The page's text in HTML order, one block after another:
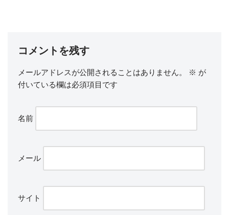
コメントを残す
メールアドレスが公開されることはありません。 ※ が
付いている欄は必須項目です
名前
メール
サイト